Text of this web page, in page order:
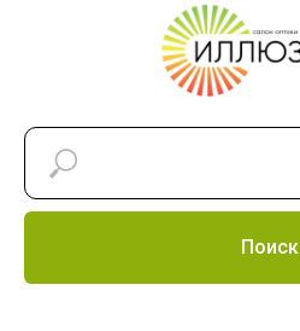
Поиск